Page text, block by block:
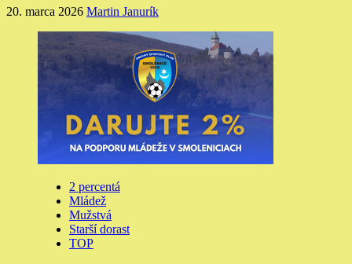
20. marca 2026 Martin Janurík
2 percentá
Mládež
Mužstvá
Starší dorast
TOP